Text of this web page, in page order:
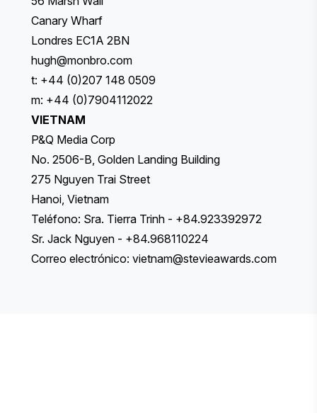
Canary Wharf
Londres EC1A 2BN
hugh@monbro.com
t: +44 (0)207 148 0509
m: +44 (0)7904112022
VIETNAM
P&Q Media Corp
No. 2506-B, Golden Landing Building
275 Nguyen Trai Street
Hanoi, Vietnam
Teléfono: Sra. Tierra Trinh - +84.923392972
Sr. Jack Nguyen - +84.968110224
Correo electrónico: vietnam@stevieawards.com